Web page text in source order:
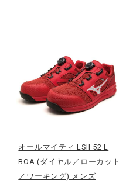
直営店一覧
オールマイティ LSII 52 L
BOA (ダイヤル／ローカット
／ワーキング) メンズ